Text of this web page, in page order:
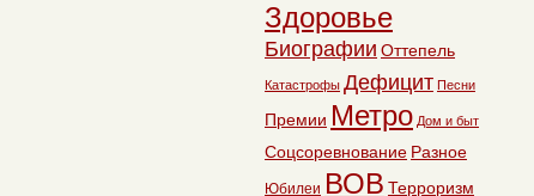
Здоровье
Биографии Оттепель
Катастрофы Дефицит Песни
Премии Метро Дом и быт
Соцсоревнование Разное
Юбилеи ВОВ Терроризм